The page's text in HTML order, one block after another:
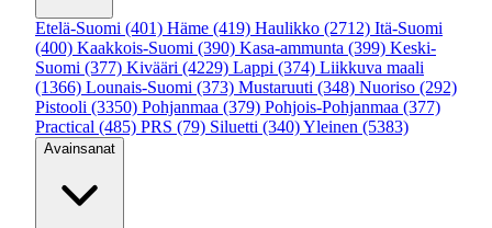
Etelä-Suomi (401) Häme (419) Haulikko (2712) Itä-Suomi
(400) Kaakkois-Suomi (390) Kasa-ammunta (399) Keski-
Suomi (377) Kivääri (4229) Lappi (374) Liikkuva maali
(1366) Lounais-Suomi (373) Mustaruuti (348) Nuoriso (292)
Pistooli (3350) Pohjanmaa (379) Pohjois-Pohjanmaa (377)
Practical (485) PRS (79) Siluetti (340)Yleinen (5383)
Avainsanat